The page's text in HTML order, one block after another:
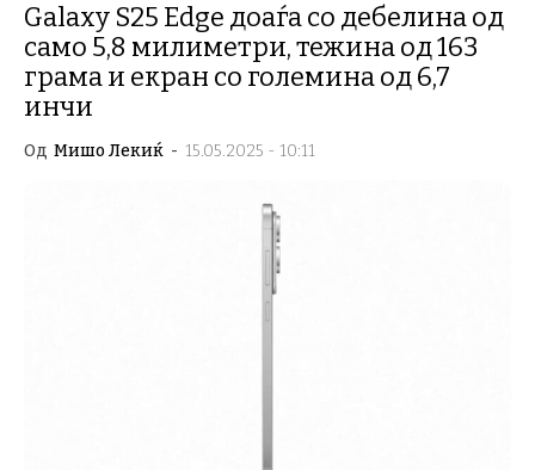
Galaxy S25 Edge доаѓа со дебелина од
само 5,8 милиметри, тежина од 163
грама и екран со големина од 6,7
инчи
Од Мишо Лекиќ - 15.05.2025 - 10:11